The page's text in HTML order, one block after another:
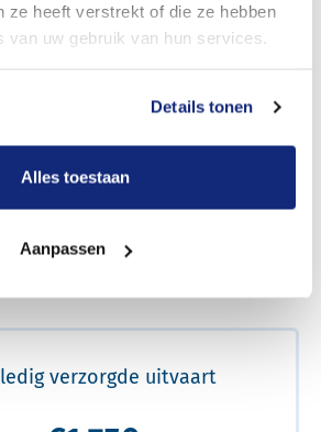
ze heeft verstrekt of die ze hebben
van uw gebruik van hun services.
Details tonen
Alles toestaan
Aanpassen
ervaring voor een betere
verzorgde uitvaart